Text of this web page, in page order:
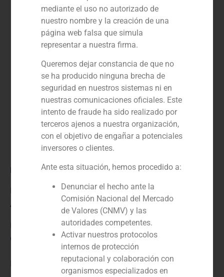
Rol:
Financial advisor
Año:
Cliente:
mediante el uso no autorizado de
nuestro nombre y la creación de una
página web falsa que simula
representar a nuestra firma.
Queremos dejar constancia de que no
se ha producido ninguna brecha de
seguridad en nuestros sistemas ni en
nuestras comunicaciones oficiales. Este
intento de fraude ha sido realizado por
terceros ajenos a nuestra organización,
con el objetivo de engañar a potenciales
inversores o clientes.
Ante esta situación, hemos procedido a:
Denunciar el hecho ante la
Comisión Nacional del Mercado
de Valores (CNMV) y las
autoridades competentes.
Activar nuestros protocolos
internos de protección
reputacional y colaboración con
organismos especializados en